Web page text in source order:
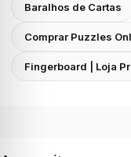
Baralhos de Cartas
Comprar Puzzles
Fingerboard | Loja